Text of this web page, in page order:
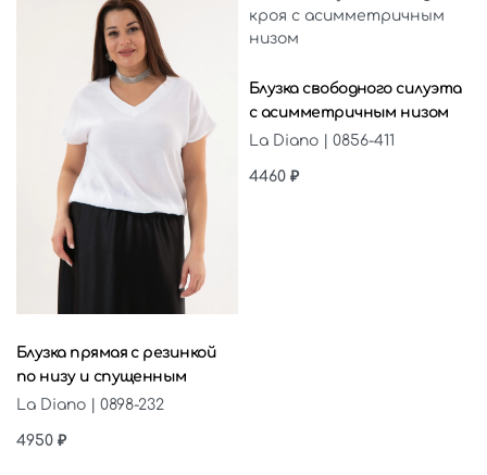
Блузка прямая с резинкой
по низу и спущенным
La Diano | 0898-232
4950 ₽
Блузка свободного силуэта
с асимметричным низом
La Diano | 0856-411
4460 ₽